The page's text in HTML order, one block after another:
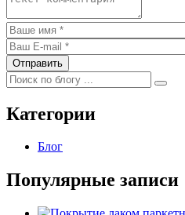
Категории
Блог
Популярные записи